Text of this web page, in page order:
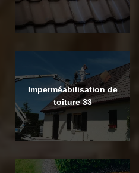
Imperméabilisation de
toiture 33